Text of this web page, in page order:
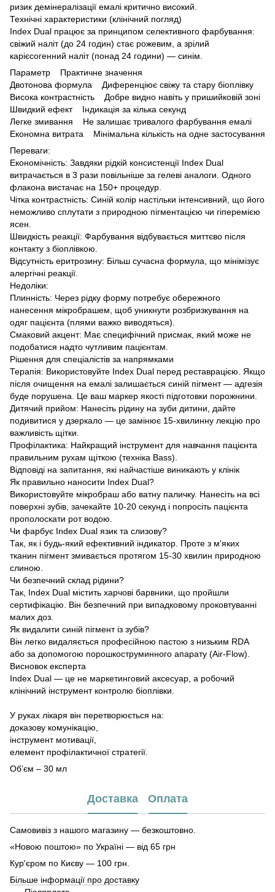
ризик демінералізації емалі критично високий.
Технічні характеристики (клінічний погляд)
Index Dual працює за принципом селективного фарбування:
свіжий наліт (до 24 годин) стає рожевим, а зрілий
карієсогенний наліт (понад 24 години) — синім.
Параметр Практичне значення
Двотонова формула Диференціює свіжу та стару біоплівку
Висока контрастність Добре видно навіть у пришийковій зоні
Швидкий ефект Індикація за кілька секунд
Легке змивання Не залишає тривалого фарбування емалі
Економна витрата Мінімальна кількість на одне застосування
Переваги:
Економічність: Завдяки рідкій консистенції Index Dual
витрачається в 3 рази повільніше за гелеві аналоги. Одного
флакона вистачає на 150+ процедур.
Чітка контрастність: Синій колір настільки інтенсивний, що його
неможливо сплутати з природною пігментацією чи гіперемією
ясен.
Швидкість реакції: Фарбування відбувається миттєво після
контакту з біоплівкою.
Відсутність еритрозину: Більш сучасна формула, що мінімізує
алергічні реакції.
Недоліки:
Плинність: Через рідку форму потребує обережного
нанесення мікробрашем, щоб уникнути розбризкування на
одяг пацієнта (плями важко виводяться).
Смаковий акцент: Має специфічний присмак, який може не
подобатися надто чутливим пацієнтам.
Рішення для спеціалістів за напрямками
Терапія: Використовуйте Index Dual перед реставрацією. Якщо
після очищення на емалі залишається синій пігмент — адгезія
буде порушена. Це ваш маркер якості підготовки порожнини.
Дитячий прийом: Нанесіть рідину на зуби дитини, дайте
подивитися у дзеркало — це замінює 15-хвилинну лекцію про
важливість щітки.
Профілактика: Найкращий інструмент для навчання пацієнта
правильним рухам щіткою (техніка Bass).
Відповіді на запитання, які найчастіше виникають у клінік
Як правильно наносити Index Dual?
Використовуйте мікробраш або ватну паличку. Нанесіть на всі
поверхні зубів, зачекайте 10-20 секунд і попросіть пацієнта
прополоскати рот водою.
Чи фарбує Index Dual язик та слизову?
Так, як і будь-який ефективний індикатор. Проте з м'яких
тканин пігмент змивається протягом 15-30 хвилин природною
слиною.
Чи безпечний склад рідини?
Так, Index Dual містить харчові барвники, що пройшли
сертифікацію. Він безпечний при випадковому проковтуванні
малих доз.
Як видалити синій пігмент із зубів?
Він легко видаляється професійною пастою з низьким RDA
або за допомогою порошкоструминного апарату (Air-Flow).
Висновок експерта
Index Dual — це не маркетинговий аксесуар, а робочий
клінічний інструмент контролю біоплівки.
У руках лікаря він перетворюється на:
доказову комунікацію,
інструмент мотивації,
елемент профілактичної стратегії.
Обʼєм – 30 мл
Доставка Оплата
Самовивіз з нашого магазину — безкоштовно.
«Новою поштою» по Україні — від 65 грн
Кур'єром по Києву — 100 грн.
Більше інформації про доставку